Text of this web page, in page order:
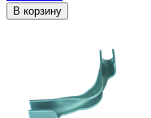
В корзину